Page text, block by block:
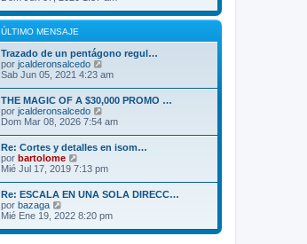
e
n
s
j
e
i
m
o
e
n
a
j
e
ú
i
m
o
m
e
n
s
a
j
e
ÚLTIMO MENSAJE
Trazado de un pentágono regul…
por jcalderonsalcedo
e
ú
l
i
m
o
e
n
s
a
j
e
Sab Jun 05, 2021 4:23 am
THE MAGIC OF A $30,000 PROMO …
por jcalderonsalcedo
e
l
i
m
o
e
n
s
Dom Mar 08, 2026 7:54 am
Re: Cortes y detalles en isom…
por bartolome
e
ú
l
t
i
m
Mié Jul 17, 2019 7:13 pm
Re: ESCALA EN UNA SOLA DIRECC…
por bazaga
e
ú
Mié Ene 19, 2022 8:20 pm